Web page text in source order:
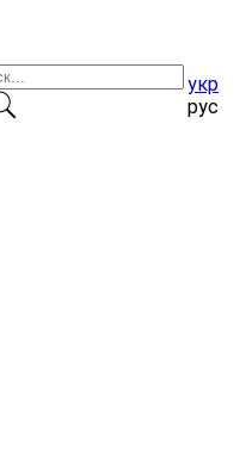
укр
рус